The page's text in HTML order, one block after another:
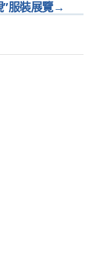
→
服裝展覽